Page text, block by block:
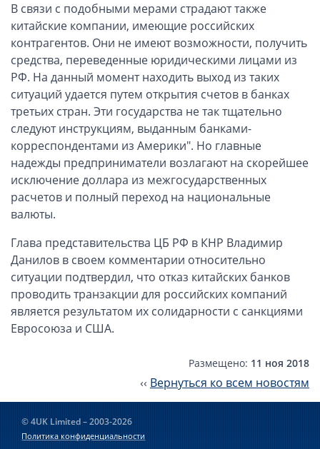
В связи с подобными мерами страдают также
китайские компании, имеющие российских
контрагентов. Они не имеют возможности, получить
средства, переведенные юридическими лицами из
РФ. На данный момент находить выход из таких
ситуаций удается путем открытия счетов в банках
третьих стран. Эти государства не так тщательно
следуют инструкциям, выданным банками-
корреспондентами из Америки". Но главные
надежды предприниматели возлагают на скорейшее
исключение доллара из межгосударственных
расчетов и полный переход на национальные
валюты.
Глава представительства ЦБ РФ в КНР Владимир
Данилов в своем комментарии относительно
ситуации подтвердил, что отказ китайских банков
проводить транзакции для российских компаний
является результатом их солидарности с санкциями
Евросоюза и США.
Размещено: 11 ноя 2018
‹‹ Вернуться ко всем новостям
© 4UK Limited – 2003-2026
Политика конфиденциальности